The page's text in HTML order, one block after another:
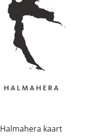
Halmahera kaart